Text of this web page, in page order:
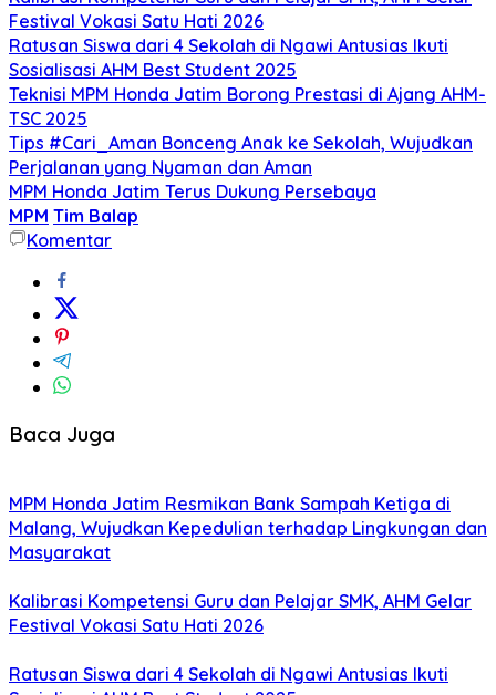
Festival Vokasi Satu Hati 2026
Ratusan Siswa dari 4 Sekolah di Ngawi Antusias Ikuti
Sosialisasi AHM Best Student 2025
Teknisi MPM Honda Jatim Borong Prestasi di Ajang AHM-
TSC 2025
Tips #Cari_Aman Bonceng Anak ke Sekolah, Wujudkan
Perjalanan yang Nyaman dan Aman
MPM Honda Jatim Terus Dukung Persebaya
MPM Tim Balap
Komentar
Baca Juga
MPM Honda Jatim Resmikan Bank Sampah Ketiga di
Malang, Wujudkan Kepedulian terhadap Lingkungan dan
Masyarakat
Kalibrasi Kompetensi Guru dan Pelajar SMK, AHM Gelar
Festival Vokasi Satu Hati 2026
Ratusan Siswa dari 4 Sekolah di Ngawi Antusias Ikuti